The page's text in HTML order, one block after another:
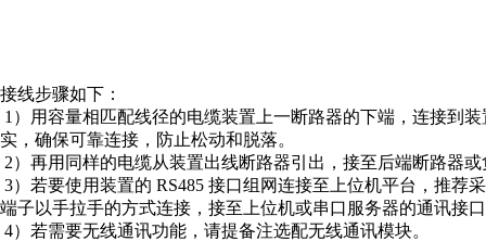
接线步骤如下：
1）用容量相匹配线径的电缆装置上一断路器的下端，连接到
实，确保可靠连接，防止松动和脱落。
2）再用同样的电缆从装置出线断路器引出，接至后端断路器
3）若要使用装置的 RS485 接口组网连接至上位机平台，推荐
端子以手拉手的方式连接，接至上位机或串口服务器的通讯接
4）若需要无线通讯功能，请提备注选配无线通讯模块。